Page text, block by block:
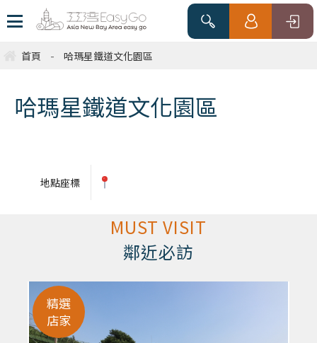
首頁 - 哈瑪星鐵道文化園區
哈瑪星鐵道文化園區
地點座標
MUST VISIT
鄰近必訪
精選
店家